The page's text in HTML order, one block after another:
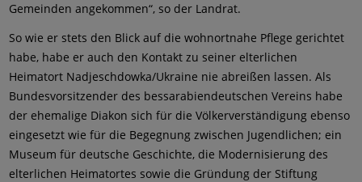
Gemeinden angekommen“, so der Landrat.
So wie er stets den Blick auf die wohnortnahe Pflege gerichtet
habe, habe er auch den Kontakt zu seiner elterlichen
Heimatort Nadjeschdowka/Ukraine nie abreißen lassen. Als
Bundesvorsitzender des bessarabiendeutschen Vereins habe
der ehemalige Diakon sich für die Völkerverständigung ebenso
eingesetzt wie für die Begegnung zwischen Jugendlichen; ein
Museum für deutsche Geschichte, die Modernisierung des
elterlichen Heimatortes sowie die Gründung der Stiftung